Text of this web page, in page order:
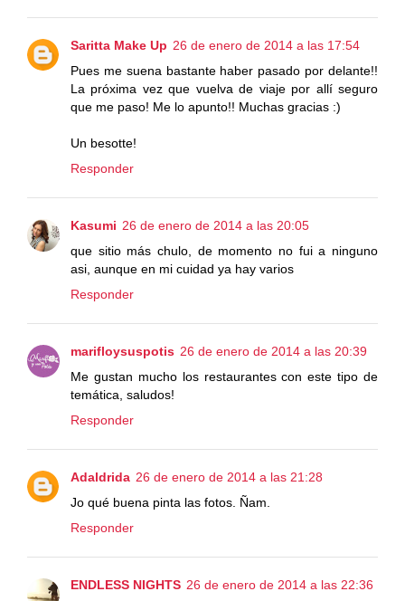
Saritta Make Up 26 de enero de 2014 a las 17:54
Pues me suena bastante haber pasado por delante!!
La próxima vez que vuelva de viaje por allí seguro
que me paso! Me lo apunto!! Muchas gracias :)
Un besotte!
Responder
Kasumi 26 de enero de 2014 a las 20:05
que sitio más chulo, de momento no fui a ninguno
asi, aunque en mi cuidad ya hay varios
Responder
marifloysuspotis 26 de enero de 2014 a las 20:39
Me gustan mucho los restaurantes con este tipo de
temática, saludos!
Responder
Adaldrida 26 de enero de 2014 a las 21:28
Jo qué buena pinta las fotos. Ñam.
Responder
ENDLESS NIGHTS 26 de enero de 2014 a las 22:36